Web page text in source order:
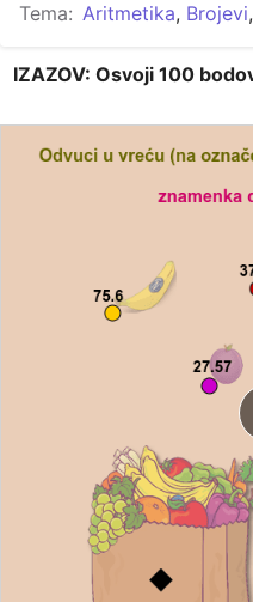
Tema: Aritmetika, Brojevi,
IZAZOV: Osvoji 100